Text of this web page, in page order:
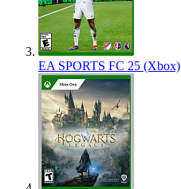
EA SPORTS FC 25 (Xbox)